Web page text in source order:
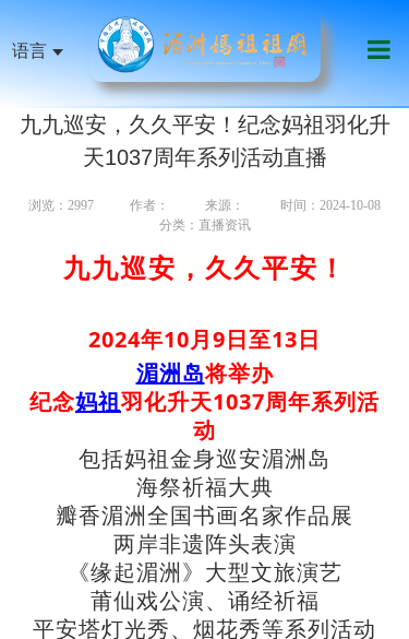
语言
慈善
九九巡安，久久平安！纪念妈祖羽化升
天1037周年系列活动直播
浏览：2997 作者： 来源：
时间：2024-10-08
分类：直播资讯
九九巡安，久久平安！
2024年10月9日至13日
湄洲岛将举办
纪念妈祖羽化升天1037周年系列活
动
包括妈祖金身巡安湄洲岛
海祭祈福大典
瓣香湄洲全国书画名家作品展
两岸非遗阵头表演
《缘起湄洲》大型文旅演艺
莆仙戏公演、诵经祈福
平安塔灯光秀、烟花秀等系列活动